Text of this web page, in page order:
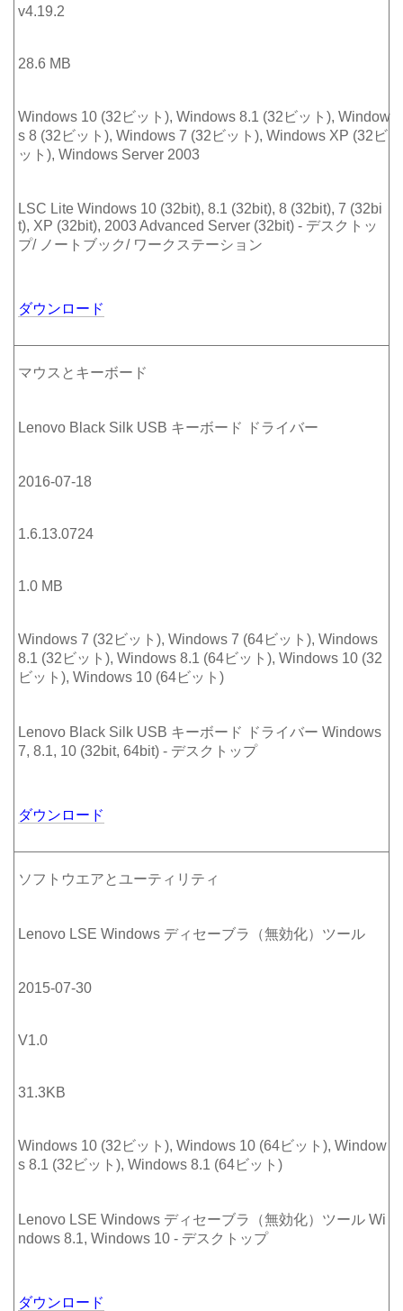
v4.19.2
28.6 MB
Windows 10 (32ビット), Windows 8.1 (32ビット), Window
s 8 (32ビット), Windows 7 (32ビット), Windows XP (32ビ
ット), Windows Server 2003
LSC Lite Windows 10 (32bit), 8.1 (32bit), 8 (32bit), 7 (32bi
t), XP (32bit), 2003 Advanced Server (32bit) - デスクトッ
プ/ ノートブック/ ワークステーション
ダウンロード
マウスとキーボード
Lenovo Black Silk USB キーボード ドライバー
2016-07-18
1.6.13.0724
1.0 MB
Windows 7 (32ビット), Windows 7 (64ビット), Windows
8.1 (32ビット), Windows 8.1 (64ビット), Windows 10 (32
ビット), Windows 10 (64ビット)
Lenovo Black Silk USB キーボード ドライバー Windows
7, 8.1, 10 (32bit, 64bit) - デスクトップ
ダウンロード
ソフトウエアとユーティリティ
Lenovo LSE Windows ディセーブラ（無効化）ツール
2015-07-30
V1.0
31.3KB
Windows 10 (32ビット), Windows 10 (64ビット), Window
s 8.1 (32ビット), Windows 8.1 (64ビット)
Lenovo LSE Windows ディセーブラ（無効化）ツール Wi
ndows 8.1, Windows 10 - デスクトップ
ダウンロード